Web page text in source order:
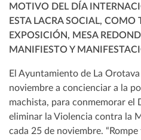
MOTIVO DEL DÍA
ESTA LACRA SOCIAL, COMO
EXPOSICIÓN, MESA
MANIFIESTO Y
El Ayuntamiento de La
noviembre a concienciar a la
machista, para conmemorar el
eliminar la Violencia contra la
cada 25 de noviembre.